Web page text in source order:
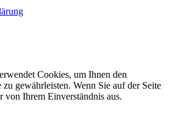
Cookies, um Ihnen den
gewährleisten. Wenn Sie auf der Seite
von Ihrem Einverständnis aus.